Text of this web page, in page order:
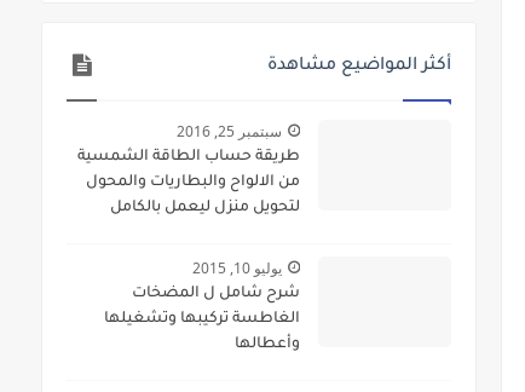
أكثر المواضيع مشاهدة
سبتمبر 25, 2016
طريقة حساب الطاقة الشمسية
من الالواح والبطاريات والمحول
لتحويل منزل ليعمل بالكامل
يوليو 10, 2015
شرح شامل ل المضخات
الغاطسة تركيبها وتشغيلها
وأعطالها